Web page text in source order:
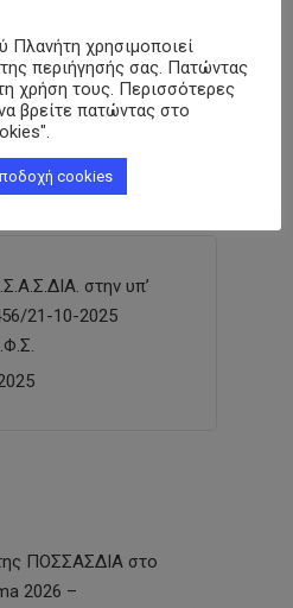
Forum
στην υπ’
21-10-2025
ΠΟΣΣΑΣΔΙΑ στο
2026 –
Πλανήτη χρησιμοποιεί
περιήγησής σας. Πατώντας
χρήση τους. Περισσότερες
βρείτε πατώντας στο
cookies